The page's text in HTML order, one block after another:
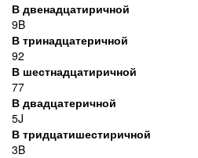
В двенадцатиричной
9B
В тринадцатеричной
92
В шестнадцатиричной
77
В двадцатеричной
5J
В тридцатишестиричной
3B